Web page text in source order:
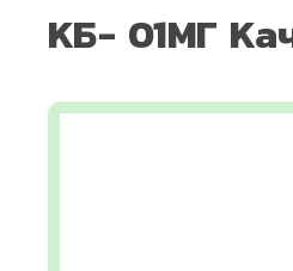
КБ- 01МГ